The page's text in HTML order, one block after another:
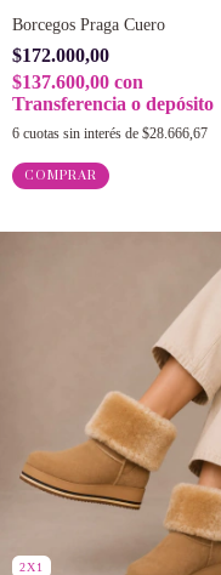
Borcegos Praga Cuero
$172.000,00
$137.600,00 con
Transferencia o depósito
6 cuotas sin interés de $28.666,67
COMPRAR
2X1